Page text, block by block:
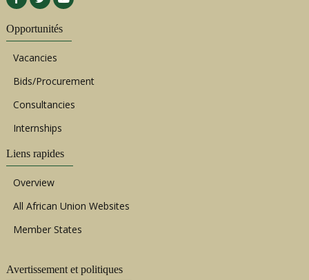
Opportunités
Vacancies
Bids/Procurement
Consultancies
Internships
Liens rapides
Overview
All African Union Websites
Member States
Avertissement et politiques